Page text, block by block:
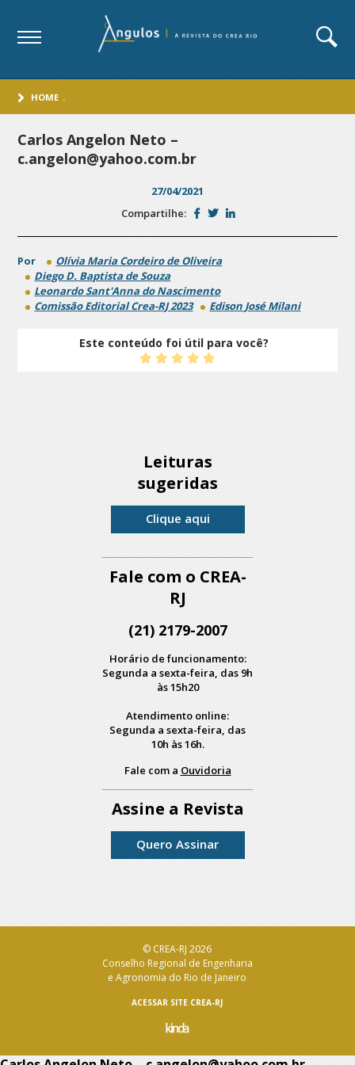
HOME .
Carlos Angelon Neto –
c.angelon@yahoo.com.br
27/04/2021
Compartilhe:
Por
Olívia Maria Cordeiro de Oliveira
Diego D. Baptista de Souza
Leonardo Sant'Anna do Nascimento
Comissão Editorial Crea-RJ 2023
Edison José Milani
Este conteúdo foi útil para você?
Leituras
sugeridas
Clique aqui
Fale com o CREA-
RJ
(21) 2179-2007
Horário de funcionamento:
Segunda a sexta-feira, das 9h
às 15h20
Atendimento online:
Segunda a sexta-feira, das
10h às 16h.
Fale com a Ouvidoria
Assine a Revista
Quero Assinar
© CREA-RJ 2026
Conselho Regional de Engenharia
e Agronomia do Rio de Janeiro
ACESSAR SITE CREA-RJ